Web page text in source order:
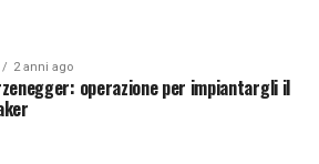
e ricevere le principali
2 anni ago
operazione per impiantargli il